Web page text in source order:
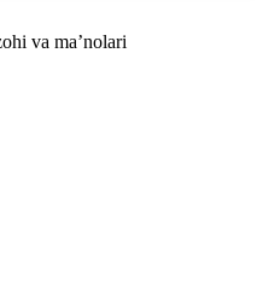
va ma’nolari